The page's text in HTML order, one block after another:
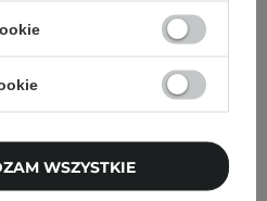
WSZYSTKIE